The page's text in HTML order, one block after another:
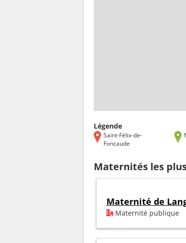
Légende
Saint-Félix-de-
Foncaude
Maternités les
Maternité de
Maternité publique